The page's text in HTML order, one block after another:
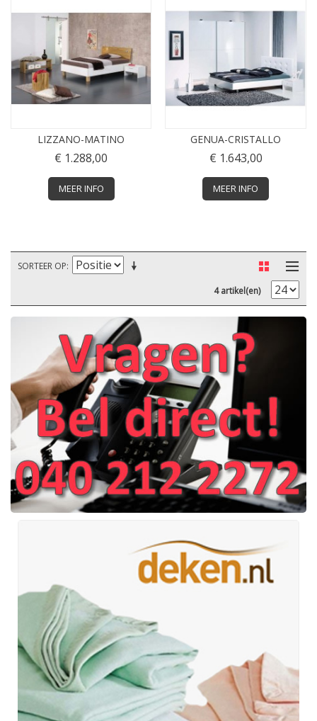
LIZZANO-MATINO
€ 1.288,00
MEER INFO
GENUA-CRISTALLO
€ 1.643,00
MEER INFO
SORTEER OP
4 artikel(en)